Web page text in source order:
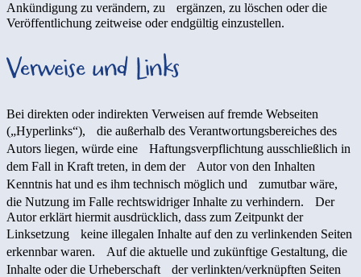
Ankündigung zu verändern, zu ergänzen, zu löschen oder die
Veröffentlichung zeitweise oder endgültig einzustellen.
Verweise und Links
Bei direkten oder indirekten Verweisen auf fremde Webseiten
(„Hyperlinks“), die außerhalb des Verantwortungsbereiches des
Autors liegen, würde eine Haftungsverpflichtung ausschließlich in
dem Fall in Kraft treten, in dem der Autor von den Inhalten
Kenntnis hat und es ihm technisch möglich und zumutbar wäre,
die Nutzung im Falle rechtswidriger Inhalte zu verhindern. Der
Autor erklärt hiermit ausdrücklich, dass zum Zeitpunkt der
Linksetzung keine illegalen Inhalte auf den zu verlinkenden Seiten
erkennbar waren. Auf die aktuelle und zukünftige Gestaltung, die
Inhalte oder die Urheberschaft der verlinkten/verknüpften Seiten